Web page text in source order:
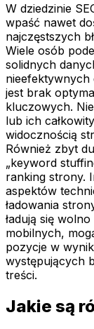
W dziedzinie
wpaść nawet
najczęstszych
Wiele osób
solidnych
nieefektywnych
jest brak
kluczowych.
lub ich
widocznością
Również zbyt
„keyword
ranking strony.
aspektów
ładowania
ładują się
mobilnych,
pozycje w
występujących
treści.
Jakie są